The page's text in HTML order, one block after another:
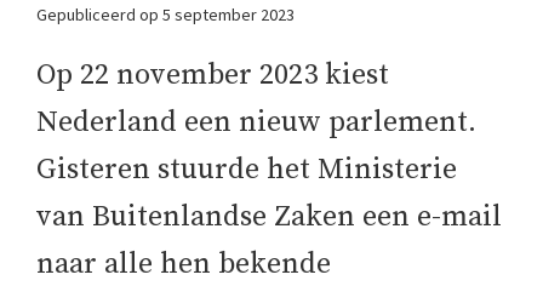
Gepubliceerd op 5 september 2023
Op 22 november 2023 kiest
Nederland een nieuw parlement.
Gisteren stuurde het Ministerie
van Buitenlandse Zaken een e-mail
naar alle hen bekende